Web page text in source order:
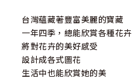
台灣蘊藏著豐富美麗的寶藏
一年四季，總能欣賞各種花
將對花卉的美好感受
設計成各式圖花
生活中也能欣賞她的美